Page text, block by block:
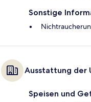
Sonstige
Ausstattung der
Speisen und